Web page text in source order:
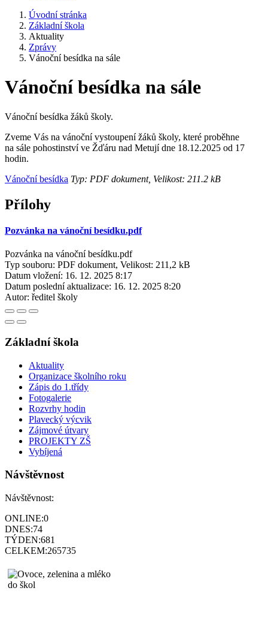
Úvodní stránka
Základní škola
Aktuality
Zprávy
Vánoční besídka na sále
Vánoční besídka na sále
Vánoční besídka žáků školy.
Zveme Vás na vánoční vystoupení žáků školy, které proběhne
na sále pohostinství ve Žďáru nad Metují dne 18.12.2025 od 17
hodin.
Vánoční besídka Typ: PDF dokument, Velikost: 211.2 kB
Přílohy
Pozvánka na vánoční besídku.pdf
Pozvánka na vánoční besídku.pdf
Typ souboru: PDF dokument, Velikost: 211,2 kB
Datum vložení: 16. 12. 2025 8:17
Datum poslední aktualizace: 16. 12. 2025 8:20
Autor: ředitel školy
Základní škola
Aktuality
Organizace školního roku
Zápis do 1.třídy
Fotogalerie
Rozvrhy hodin
Plavecký výcvik
Zájmové útvary
PROJEKTY ZŠ
Vybíjená
Návštěvnost
Návštěvnost:
ONLINE:0
DNES:74
TÝDEN:681
CELKEM:265735